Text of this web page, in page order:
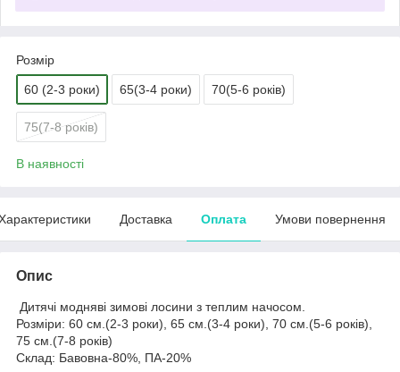
Розмір
60 (2-3 роки) 65(3-4 роки) 70(5-6 років)
75(7-8 років)
В наявності
Доставка Оплата Умови повернення
Опис
Дитячі модняві зимові лосини з теплим начосом.
Розміри: 60 см.(2-3 роки), 65 см.(3-4 роки), 70 см.(5-6 років),
75 см.(7-8 років)
Склад: Бавовна-80%, ПА-20%